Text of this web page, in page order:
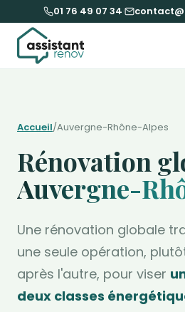
01 76 49 07 34·
Accueil/Auvergne-Rhône-Alpes
Rénovation
Auvergne-
Une rénovation globale
une seule opération,
après l'autre, pour viser
deux classes